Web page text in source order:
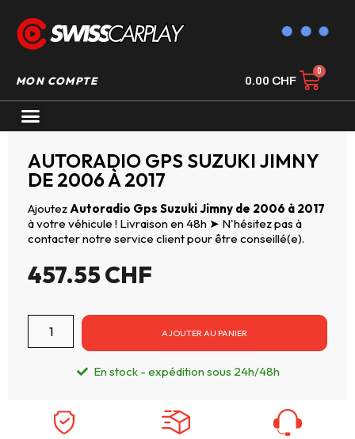
MON COMPTE 0.00 CHF
AUTORADIO GPS SUZUKI JIMNY
DE 2006 À 2017
Ajoutez Autoradio Gps Suzuki Jimny de 2006 à 2017
à votre véhicule ! Livraison en 48h ➤ N'hésitez pas à
contacter notre service client pour être conseillé(e).
457.55CHF
AJOUTER AU PANIER
En stock - expédition sous 24h/48h